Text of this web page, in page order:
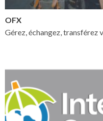
OFX
Gérez, échangez, transférez